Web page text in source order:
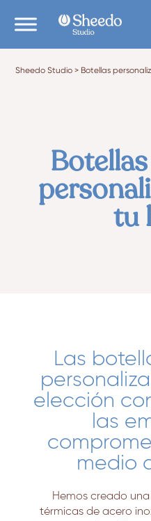
Sheedo Studio > Botellas
tu
Las
elección
las
medio
Hemos creado
térmicas de acero